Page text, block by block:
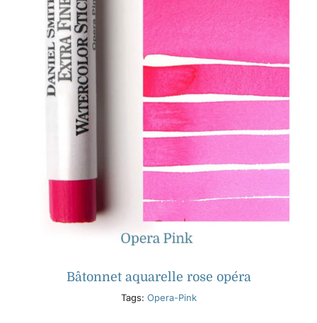
Bâtonnet aquarelle rose opéra
Tags: Opera-Pink